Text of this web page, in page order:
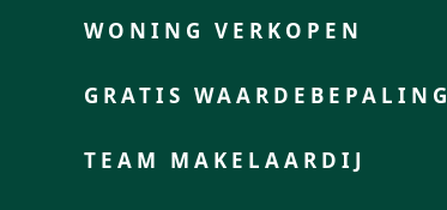
WONING VERKOPEN
GRATIS WAARDEBEPALING
TEAM MAKELAARDIJ